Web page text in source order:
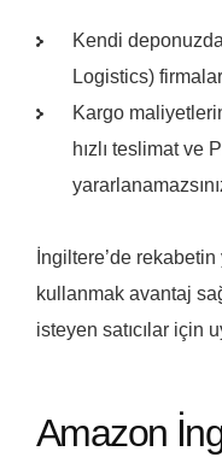
Kendi
Logistics)
Kargo
hızlı teslimat ve
İngiltere’de
kullanmak avantaj
isteyen satıcılar için
Amazon